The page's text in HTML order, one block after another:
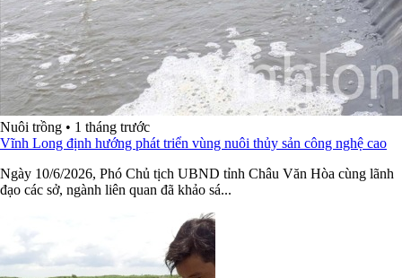
Nuôi trồng • 1 tháng trước
Vĩnh Long định hướng phát triển vùng nuôi thủy sản công nghệ cao
Ngày 10/6/2026, Phó Chủ tịch UBND tỉnh Châu Văn Hòa cùng lãnh
đạo các sở, ngành liên quan đã khảo sá...